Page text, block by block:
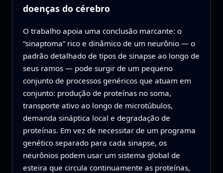
doenças do cérebro
O trabalho apoia uma conclusão marcante: o
“sinaptoma” rico e dinâmico de um neurônio — o
padrão detalhado de tipos de sinapse ao longo de
seus ramos — pode surgir de um pequeno
conjunto de processos genéricos que atuam em
conjunto: produção de proteínas no soma,
transporte ativo ao longo de microtúbulos,
demanda sináptica local e degradação de
proteínas. Em vez de necessitar de um programa
genético separado para cada sinapse, os
neurônios podem usar um sistema global de
esteira que circula continuamente as proteínas,